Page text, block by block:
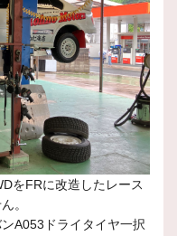
をFRに改造したレース
。
A053ドライタイヤ一択